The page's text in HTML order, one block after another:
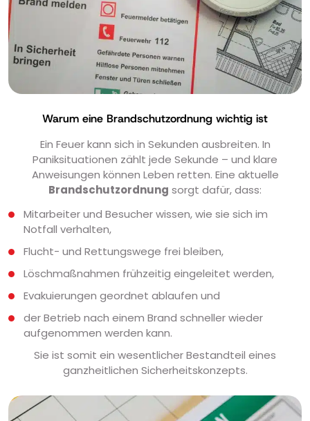
Warum eine Brandschutzordnung wichtig ist
Ein Feuer kann sich in Sekunden ausbreiten. In
Paniksituationen zählt jede Sekunde – und klare
Anweisungen können Leben retten. Eine aktuelle
Brandschutzordnung sorgt dafür, dass:
Mitarbeiter und Besucher wissen, wie sie sich im
Notfall verhalten,
Flucht- und Rettungswege frei bleiben,
Löschmaßnahmen frühzeitig eingeleitet werden,
Evakuierungen geordnet ablaufen und
der Betrieb nach einem Brand schneller wieder
aufgenommen werden kann.
Sie ist somit ein wesentlicher Bestandteil eines
ganzheitlichen Sicherheitskonzepts.